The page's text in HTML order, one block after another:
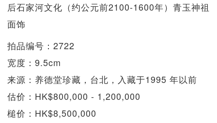
后石家河文化（约公元前2100-1600年）青玉神祖
面饰
拍品编号：2722
宽度：9.5cm
来源：养德堂珍藏，台北，入藏于1995 年以前
估价：HK$800,000 - 1,200,000
槌价：HK$8,500,000